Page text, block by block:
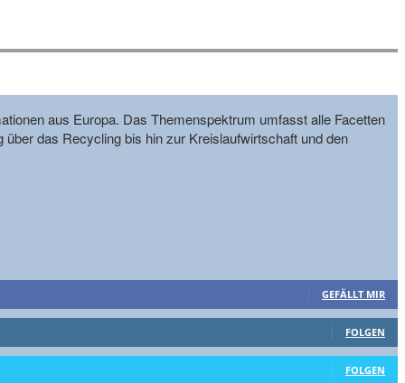
aus Europa. Das Themenspektrum umfasst alle Facetten
das Recycling bis hin zur Kreislaufwirtschaft und den
GEFÄLLT MIR
FOLGEN
FOLGEN